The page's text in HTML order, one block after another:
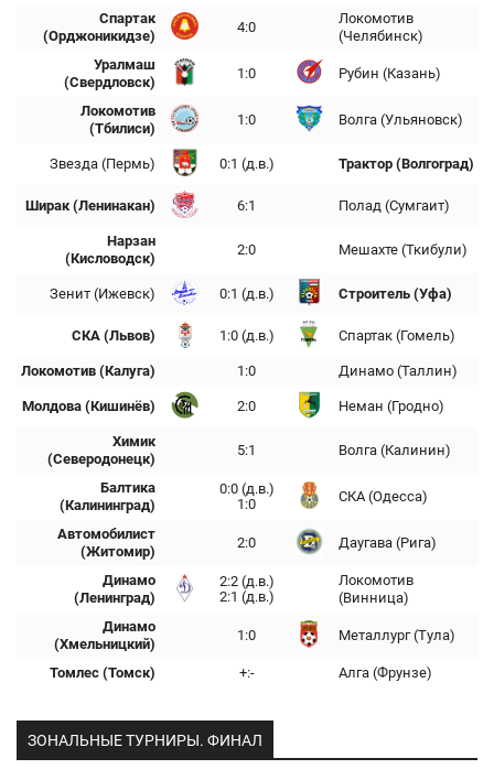
Спартак
(Орджоникидзе)
4:0
Локомотив
(Челябинск)
Уралмаш
(Свердловск)
1:0 Рубин (Казань)
Локомотив
(Тбилиси)
1:0 Волга (Ульяновск)
Звезда (Пермь) 0:1 (д.в.) Трактор (Волгоград)
Ширак (Ленинакан) 6:1 Полад (Сумгаит)
Нарзан
(Кисловодск)
2:0 Мешахте (Ткибули)
Зенит (Ижевск) 0:1 (д.в.) Строитель (Уфа)
СКА (Львов) 1:0 (д.в.) Спартак (Гомель)
Локомотив (Калуга) 1:0 Динамо (Таллин)
Молдова (Кишинёв) 2:0 Неман (Гродно)
Химик
(Северодонецк)
5:1 Волга (Калинин)
Балтика
(Калининград)
0:0 (д.в.)
1:0
СКА (Одесса)
Автомобилист
(Житомир)
2:0 Даугава (Рига)
Динамо
(Ленинград)
2:2 (д.в.)
2:1 (д.в.)
Локомотив
(Винница)
Динамо
(Хмельницкий)
1:0 Металлург (Тула)
Томлес (Томск) +:- Алга (Фрунзе)
ЗОНАЛЬНЫЕ ТУРНИРЫ. ФИНАЛ